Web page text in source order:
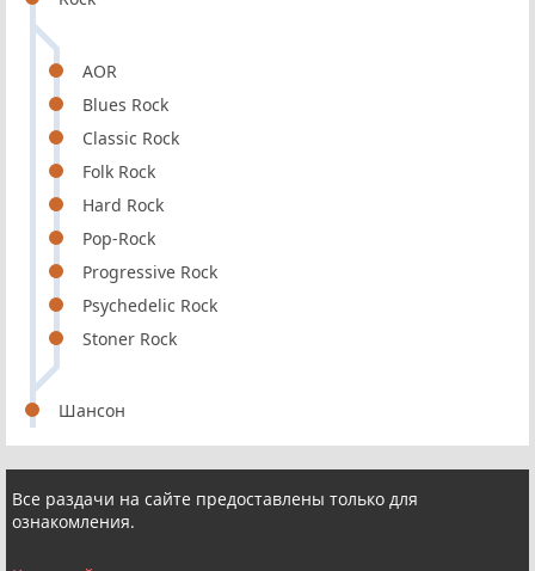
AOR
Blues Rock
Classic Rock
Folk Rock
Hard Rock
Pop-Rock
Progressive Rock
Psychedelic Rock
Stoner Rock
Шансон
Все раздачи на сайте предоставлены только для
ознакомления.